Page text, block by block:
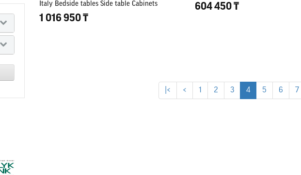
Italy Bedside tables Side table Cabinets
1 016 950 ₸
604 450 ₸
|< < 1 2 3 4 5 6 7